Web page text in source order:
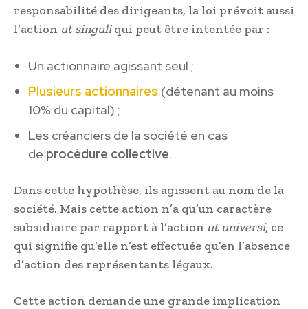
responsabilité des dirigeants, la loi prévoit aussi
l’action ut singuliqui peut être intentée par :
Un actionnaire agissant seul ;
Plusieurs actionnaires (détenant au moins
10% du capital) ;
Les créanciers de la société en cas
de procédure collective.
Dans cette hypothèse, ils agissent au nom de la
société. Mais cette action n’a qu’un caractère
subsidiaire par rapport à l’action ut universi, ce
qui signifie qu’elle n’est effectuée qu’en l’absence
d’action des représentants légaux.
Cette action demande une grande implication